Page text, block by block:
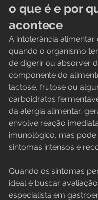
o que é e por
acontece
A intolerância alimentar
quando o organismo
de digerir ou absorver
componente do
lactose, frutose ou
carboidratos
da alergia alimentar,
envolve reação
imunológico, mas pode
sintomas intensos e
Quando os sintomas
ideal é buscar
especialista em